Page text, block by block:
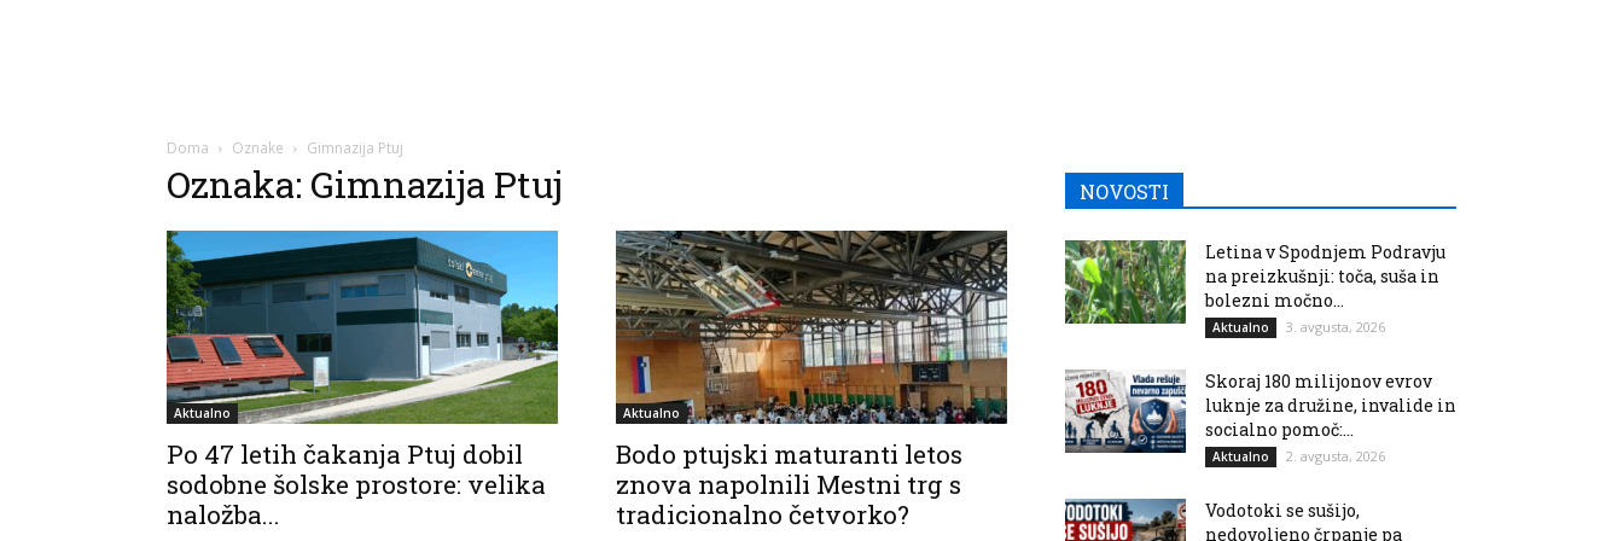
Doma Oznake Gimnazija Ptuj
Oznaka: Gimnazija Ptuj
Aktualno
Po 47 letih čakanja Ptuj dobil
sodobne šolske prostore: velika
naložba...
Aktualno
Bodo ptujski maturanti letos
znova napolnili Mestni trg s
tradicionalno četvorko?
NOVOSTI
Letina v Spodnjem Podravju
na preizkušnji: toča, suša in
bolezni močno...
Aktualno 3. avgusta, 2026
Skoraj 180 milijonov evrov
luknje za družine, invalide in
socialno pomoč:...
Aktualno 2. avgusta, 2026
Vodotoki se sušijo,
nedovoljeno črpanje pa